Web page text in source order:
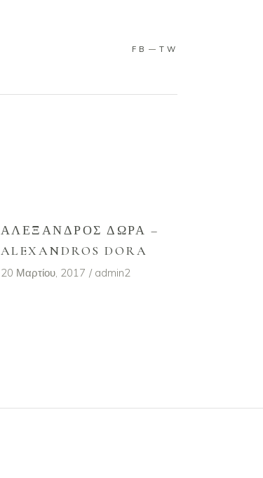
FB TW
ΑΛΈΞΑΝΔΡΟΣ ΔΏΡΑ –
ALEXANDROS DORA
20 Μαρτίου, 2017 admin2